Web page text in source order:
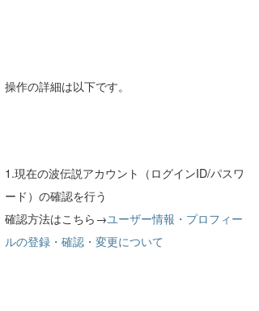
操作の詳細は以下です。
1.現在の波伝説アカウント（ログインID/パスワ
ード）の確認を行う
確認方法はこちら→ユーザー情報・プロフィー
ルの登録・確認・変更について